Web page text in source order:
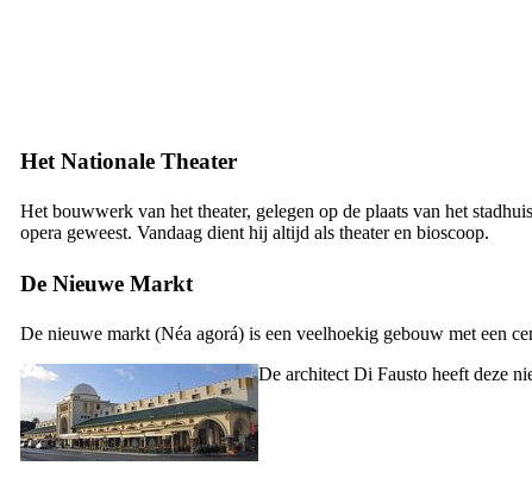
Het Nationale Theater
Het bouwwerk van het theater, gelegen op de plaats van het
opera geweest. Vandaag dient hij altijd als theater en bioscoop.
De Nieuwe Markt
De nieuwe markt (Néa agorá) is een veelhoekig gebouw met een
De architect Di Fausto heeft deze